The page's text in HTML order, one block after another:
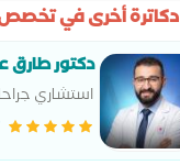
دكاترة أخرى في
دكتور طارق
استشاري
تطويل العظام